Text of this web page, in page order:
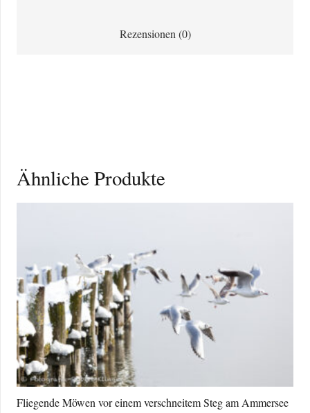
Rezensionen (0)
Ähnliche Produkte
Fliegende Möwen vor einem verschneitem Steg am Ammersee